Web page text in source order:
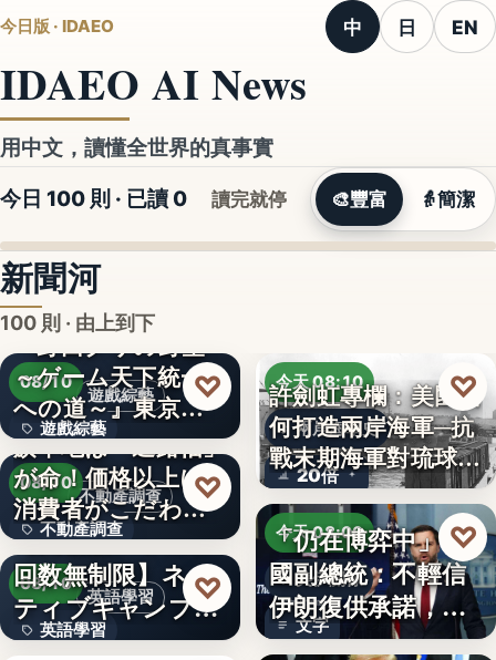
今日版 · IDAEO 中 日 EN
IDAEO AI News
用中文，讀懂全世界的真事實
今日 100 則 · 已讀 0 讀完就停 🎨豐富 👵簡潔
新聞河
100 則 · 由上到下
遊戲綜藝
08/10
遊戲綜藝
2
『野田クリの野望
～ゲーム天下統一
への道～』東京ゲ
ームショ…
♡
不動產調查
08/10
不動產調查
57.4%
旗竿地は「通路幅」
が命！価格以上に
消費者がこだわる
絶対条…
♡
英語學習
08/10
英語學習
【英会話レッスン
回数無制限】ネイ
ティブキャンプ、
レッスン…
♡
今天 08:10
兩岸海軍史
20倍
許劍虹專欄：美國如
何打造兩岸海軍─抗
戰末期海軍對琉球的
覬…
♡
今天 08:00
美伊關係
文字
「仍在博弈中」 美
國副總統：不輕信
伊朗復供承諾，外
交、經…
♡